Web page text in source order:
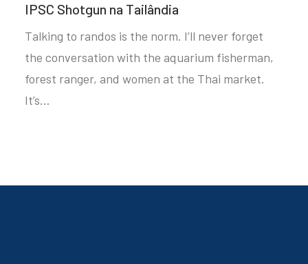
IPSC Shotgun na Tailândia
Talking to randos is the norm. I’ll never forget
the conversation with the aquarium fisherman,
forest ranger, and women at the Thai market.
It’s…